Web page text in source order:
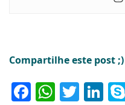
Compartilhe este post ;)
Facebook